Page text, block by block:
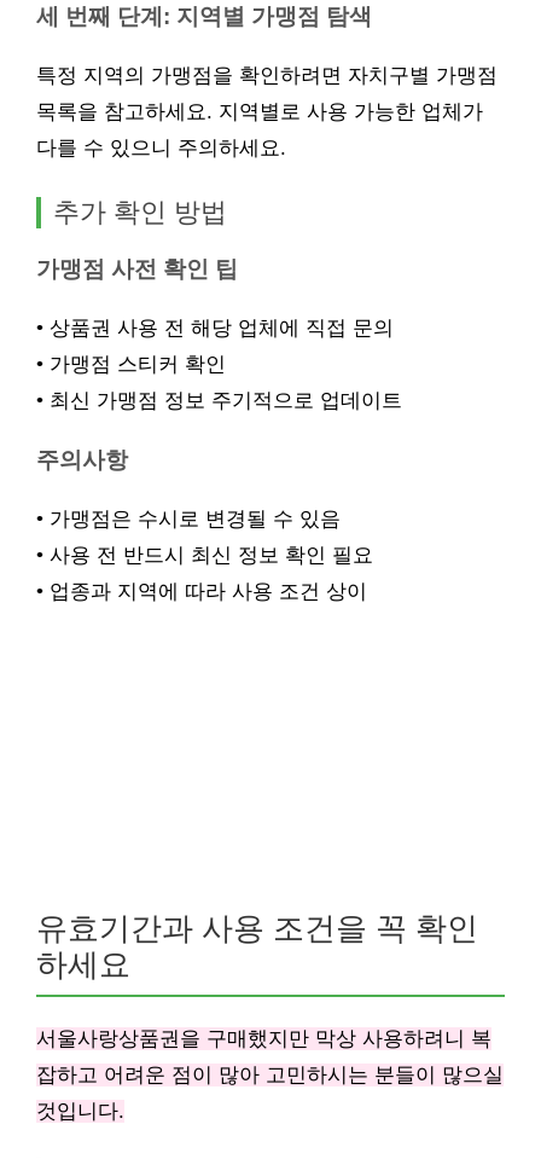
세 번째 단계: 지역별 가맹점 탐색
특정 지역의 가맹점을 확인하려면 자치구별 가맹점
목록을 참고하세요. 지역별로 사용 가능한 업체가
다를 수 있으니 주의하세요.
추가 확인 방법
가맹점 사전 확인 팁
• 상품권 사용 전 해당 업체에 직접 문의
• 가맹점 스티커 확인
• 최신 가맹점 정보 주기적으로 업데이트
주의사항
• 가맹점은 수시로 변경될 수 있음
• 사용 전 반드시 최신 정보 확인 필요
• 업종과 지역에 따라 사용 조건 상이
유효기간과 사용 조건을 꼭 확인
하세요
서울사랑상품권을 구매했지만 막상 사용하려니 복
잡하고 어려운 점이 많아 고민하시는 분들이 많으실
것입니다.